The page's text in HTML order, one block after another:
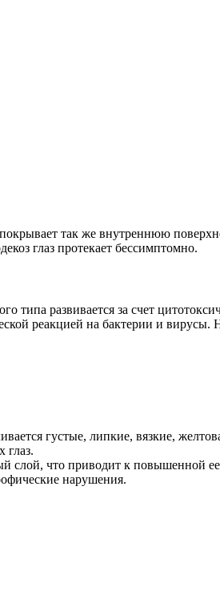
так же внутреннюю
глаз протекает бессимптомно.
типа развивается за счет
реакцией на бактерии и
густые, липкие, вязкие,
глаз.
слой, что приводит к повышенной
нарушения.